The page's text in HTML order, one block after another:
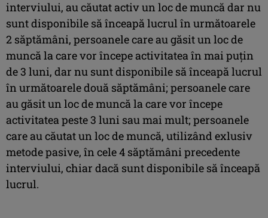
interviului, au căutat activ un loc de muncă dar nu
sunt disponibile să înceapă lucrul în următoarele
2 săptămâni, persoanele care au găsit un loc de
muncă la care vor începe activitatea în mai puţin
de 3 luni, dar nu sunt disponibile să înceapă lucrul
în următoarele două săptămâni; persoanele care
au găsit un loc de muncă la care vor începe
activitatea peste 3 luni sau mai mult; persoanele
care au căutat un loc de muncă, utilizând exlusiv
metode pasive, în cele 4 săptămâni precedente
interviului, chiar dacă sunt disponibile să înceapă
lucrul.